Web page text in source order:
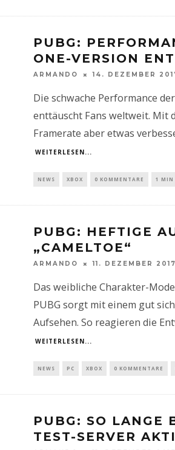
PUBG:
ONE-VERSION
ARMANDO 14. DEZEMBER
Die schwache Performance
enttäuscht Fans weltweit. Mit
Framerate aber etwas
WEITERLESEN...
NEWS XBOX 0 KOMMENTARE 1 MIN
PUBG: HEFTIGE
„CAMELTOE“
ARMANDO 11. DEZEMBER 2017
Das weibliche Charakter-
PUBG sorgt mit einem gut
Aufsehen. So reagieren die
WEITERLESEN...
NEWS PC XBOX 0 KOMMENTARE
PUBG: SO LANGE
TEST-SERVER